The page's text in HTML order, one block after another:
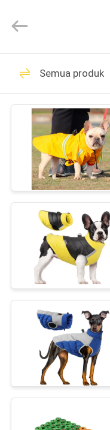
RUMAH
PRODUK
TENTANG
KAMI
TUR
PABRIK
HUBUNGI
KAMI
PERMINTAAN
PENAWARAN
BLOG/NEWS
SITEMAP
Pets2Go
Trading
Rights
Tali
Dapat
Pet
Easy
Leash
Semua produk